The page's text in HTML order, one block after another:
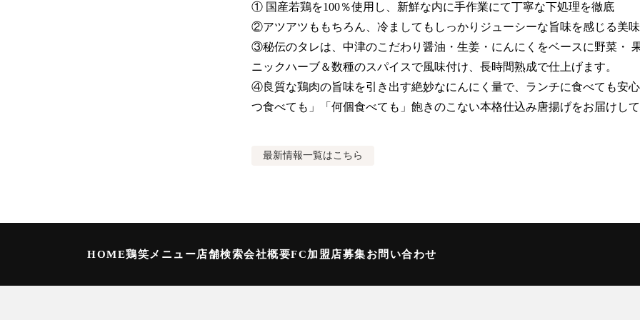
① 国産若鶏を100％使用し、新鮮な内に手作業にて丁寧な下処理を徹底
②アツアツももちろん、冷ましてもしっかりジューシーな旨味を感じる美
③秘伝のタレは、中津のこだわり醤油・生姜・にんにくをベースに野菜・
ニックハーブ＆数種のスパイスで風味付け、長時間熟成で仕上げます。
④良質な鶏肉の旨味を引き出す絶妙なにんにく量で、ランチに食べても安
つ食べても」「何個食べても」飽きのこない本格仕込み唐揚げをお届けし
最新情報一覧はこちら
HOME鶏笑メニュー店舗検索会社概要FC加盟店募集お問い合わせ